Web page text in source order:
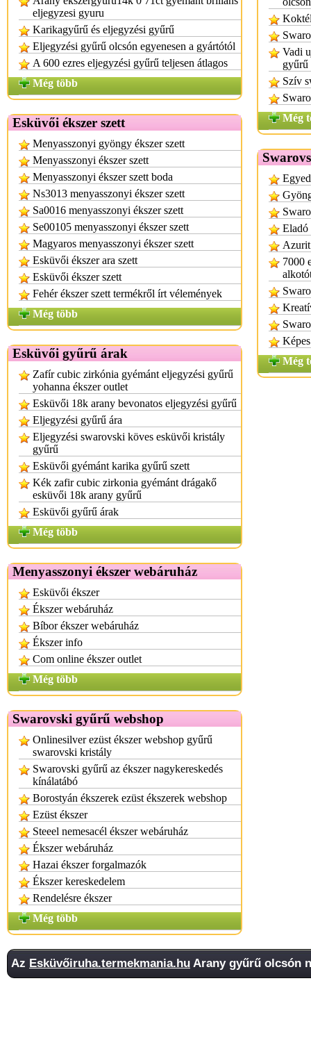
eljegyzesi gyuru
Karikagyűrű és eljegyzési gyűrű
Eljegyzési gyűrű olcsón egyenesen a gyártótól
A 600 ezres eljegyzési gyűrű teljesen átlagos
Még több
Esküvői ékszer szett
Menyasszonyi gyöngy ékszer szett
Menyasszonyi ékszer szett
Menyasszonyi ékszer szett boda
Ns3013 menyasszonyi ékszer szett
Sa0016 menyasszonyi ékszer szett
Se00105 menyasszonyi ékszer szett
Magyaros menyasszonyi ékszer szett
Esküvői ékszer ara szett
Esküvői ékszer szett
Fehér ékszer szett termékről írt vélemények
Még több
Esküvői gyűrű árak
Zafír cubic zirkónia gyémánt eljegyzési gyűrű
yohanna ékszer outlet
Esküvői 18k arany bevonatos eljegyzési gyűrű
Eljegyzési gyűrű ára
Eljegyzési swarovski köves esküvői kristály
gyűrű
Esküvői gyémánt karika gyűrű szett
Kék zafir cubic zirkonia gyémánt drágakő
esküvői 18k arany gyűrű
Esküvői gyűrű árak
Még több
Menyasszonyi ékszer webáruház
Esküvői ékszer
Ékszer webáruház
Bíbor ékszer webáruház
Ékszer info
Com online ékszer outlet
Még több
Swarovski gyűrű webshop
Onlinesilver ezüst ékszer webshop gyűrű
swarovski kristály
Swarovski gyűrű az ékszer nagykereskedés
kínálatábó
Borostyán ékszerek ezüst ékszerek webshop
Ezüst ékszer
Steeel nemesacél ékszer webáruház
Ékszer webáruház
Hazai ékszer forgalmazók
Ékszer kereskedelem
Rendelésre ékszer
Még több
Vadi
gyűrű
Szív
Még
Eladó
Azurit
7000
Még
Az Esküvőiruha.termekmania.hu Arany gyűrű olcsón